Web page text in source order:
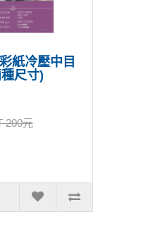
紙冷壓中目
尺寸)
200元